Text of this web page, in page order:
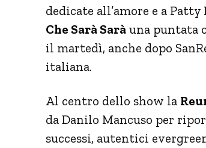
dedicate all’amore e a Patty
Che Sarà Sarà una puntata
il martedì, anche dopo
italiana.
Al centro dello show la
da Danilo Mancuso per
successi, autentici